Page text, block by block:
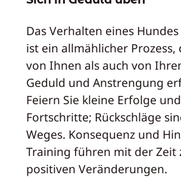
Das Verhalten eines
ist ein allmählicher Prozess,
von Ihnen als auch von
Geduld und Anstrengung
Feiern Sie kleine Erfolge und
Fortschritte; Rückschläge
Weges. Konsequenz und
Training führen mit der Zeit
positiven Veränderungen.